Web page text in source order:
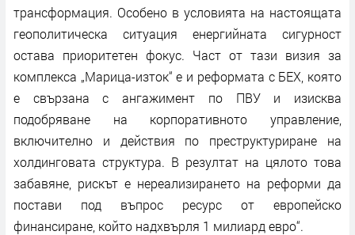
трансформация. Особено в условията на настоящата
геополитическа ситуация енергийната сигурност
остава приоритетен фокус. Част от тази визия за
комплекса „Марица-изток“ е и реформата с БЕХ, която
е свързана с ангажимент по ПВУ и изисква
подобряване на корпоративното управление,
включително и действия по преструктуриране на
холдинговата структура. В резултат на цялото това
забавяне, рискът е нереализирането на реформи да
постави под въпрос ресурс от европейско
финансиране, който надхвърля 1 милиард евро“.